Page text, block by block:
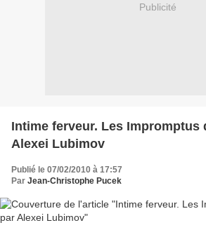
Publicité
Intime ferveur. Les Impromptus
Alexei Lubimov
Publié le 07/02/2010 à 17:57
Par Jean-Christophe Pucek